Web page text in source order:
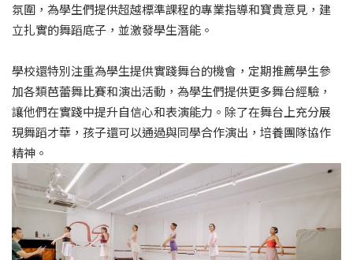
氛圍，為學生們提供超越標準課程的專業指導和寶貴意見，建
立扎實的舞蹈底子，並激發學生潛能。
學校還特別注重為學生提供實踐舞台的機會，定期推薦學生參
加各類芭蕾舞比賽和演出活動，為學生們提供更多舞台經驗，
讓他們在實踐中提升自信心和表演能力。除了在舞台上充分展
現舞蹈才華，孩子還可以通過與同學合作演出，培養團隊協作
精神。